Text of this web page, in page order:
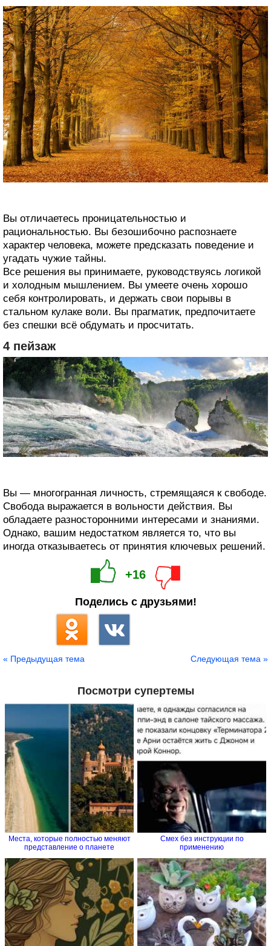
Вы отличаетесь проницательностью и
рациональностью. Вы безошибочно распознаете
характер человека, можете предсказать поведение и
угадать чужие тайны.
Все решения вы принимаете, руководствуясь логикой
и холодным мышлением. Вы умеете очень хорошо
себя контролировать, и держать свои порывы в
стальном кулаке воли. Вы прагматик, предпочитаете
без спешки всё обдумать и просчитать.
4 пейзаж
Вы — многогранная личность, стремящаяся к свободе.
Свобода выражается в вольности действия. Вы
обладаете разносторонними интересами и знаниями.
Однако, вашим недостатком является то, что вы
иногда отказываетесь от принятия ключевых решений.
+16
Поделись с друзьями!
« Предыдущая тема Следующая тема »
Посмотри супертемы
Места, которые полностью меняют
представление о планете
Смех без инструкции по
применению